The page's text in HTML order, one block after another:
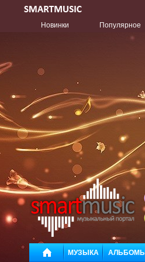
Новинки
Популярное
МУЗЫКА АЛЬБОМЫ